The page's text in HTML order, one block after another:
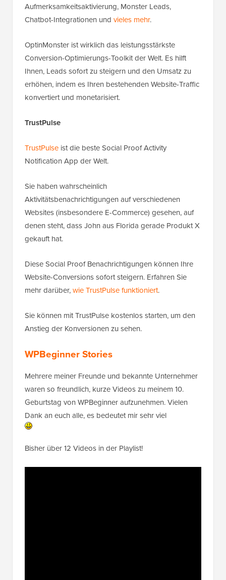
Aufmerksamkeitsaktivierung, Monster Leads,
Chatbot-Integrationen und vieles mehr.
OptinMonster ist wirklich das leistungsstärkste
Conversion-Optimierungs-Toolkit der Welt. Es hilft
Ihnen, Leads sofort zu steigern und den Umsatz zu
erhöhen, indem es Ihren bestehenden Website-Traffic
konvertiert und monetarisiert.
TrustPulse
TrustPulse ist die beste Social Proof Activity
Notification App der Welt.
Sie haben wahrscheinlich
Aktivitätsbenachrichtigungen auf verschiedenen
Websites (insbesondere E-Commerce) gesehen, auf
denen steht, dass John aus Florida gerade Produkt X
gekauft hat.
Diese Social Proof Benachrichtigungen können Ihre
Website-Conversions sofort steigern. Erfahren Sie
mehr darüber,wie TrustPulse funktioniert.
Sie können mit TrustPulse kostenlos starten, um den
Anstieg der Konversionen zu sehen.
WPBeginner Stories
Mehrere meiner Freunde und bekannte Unternehmer
waren so freundlich, kurze Videos zu meinem 10.
Geburtstag von WPBeginner aufzunehmen. Vielen
Dank an euch alle, es bedeutet mir sehr viel
Bisher über 12 Videos in der Playlist!